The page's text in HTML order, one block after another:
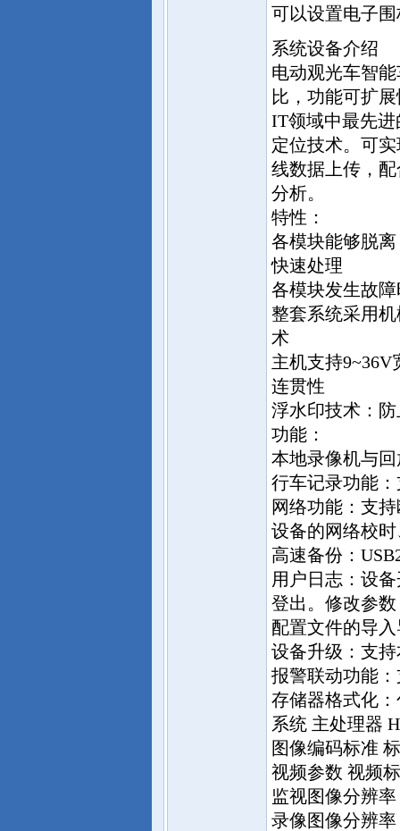
可以设置电子
系统设备介绍
电动观光车智
比，功能可扩
IT领域中最先进
定位技术。可
线数据上传，
分析。
特性：
各模块能够脱
快速处理
各模块发生故
整套系统采用
术
主机支持
连贯性
浮水印技术：
功能：
本地录像机与
行车记录功能
网络功能：支
设备的网络校
高速备份：
用户日志：设
登出。修改参
配置文件的导
设备升级：支
报警联动功能
存储器格式化
系统 主处理器
图像编码标准
视频参数 视频
监视图像分辨率
录像图像分辨